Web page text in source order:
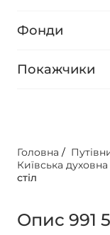
Фонди
Покажчики
Головна /
Київська
стіл
Опис 991 5